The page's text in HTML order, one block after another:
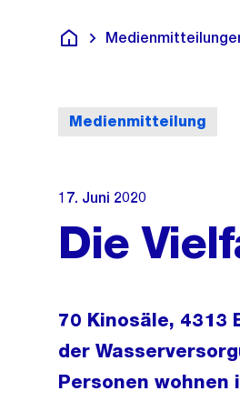
Deutsch
Medienmitteilung
17. Juni 2020
Die
70 Kinosäle, 4313
der
Personen